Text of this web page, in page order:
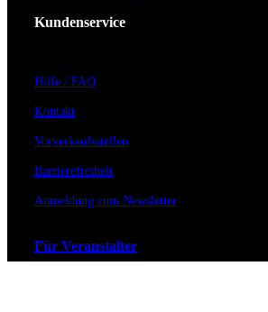
Kundenservice
Hilfe / FAQ
Kontakt
Vorverkaufsstellen
Barrierefreiheit
Anmeldung zum Newsletter
Für Veranstalter